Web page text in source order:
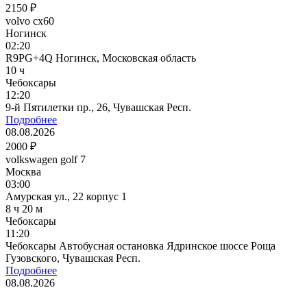
2150 ₽
volvo cx60
Ногинск
02:20
R9PG+4Q Ногинск, Московская область
10 ч
Чебоксары
12:20
9-й Пятилетки пр., 26, Чувашская Респ.
Подробнее
08.08.2026
2000 ₽
volkswagen golf 7
Москва
03:00
Амурская ул., 22 корпус 1
8 ч 20 м
Чебоксары
11:20
Чебоксары Автобусная остановка Ядринское шоссе Роща
Гузовского, Чувашская Респ.
Подробнее
08.08.2026